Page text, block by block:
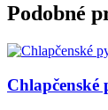
Podobné